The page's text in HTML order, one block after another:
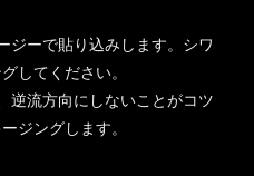
ジーで貼り込みします。シワ
してください。
逆流方向にしないことがコツ
ジングします。